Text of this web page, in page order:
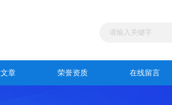
章 荣誉资质 在线留言